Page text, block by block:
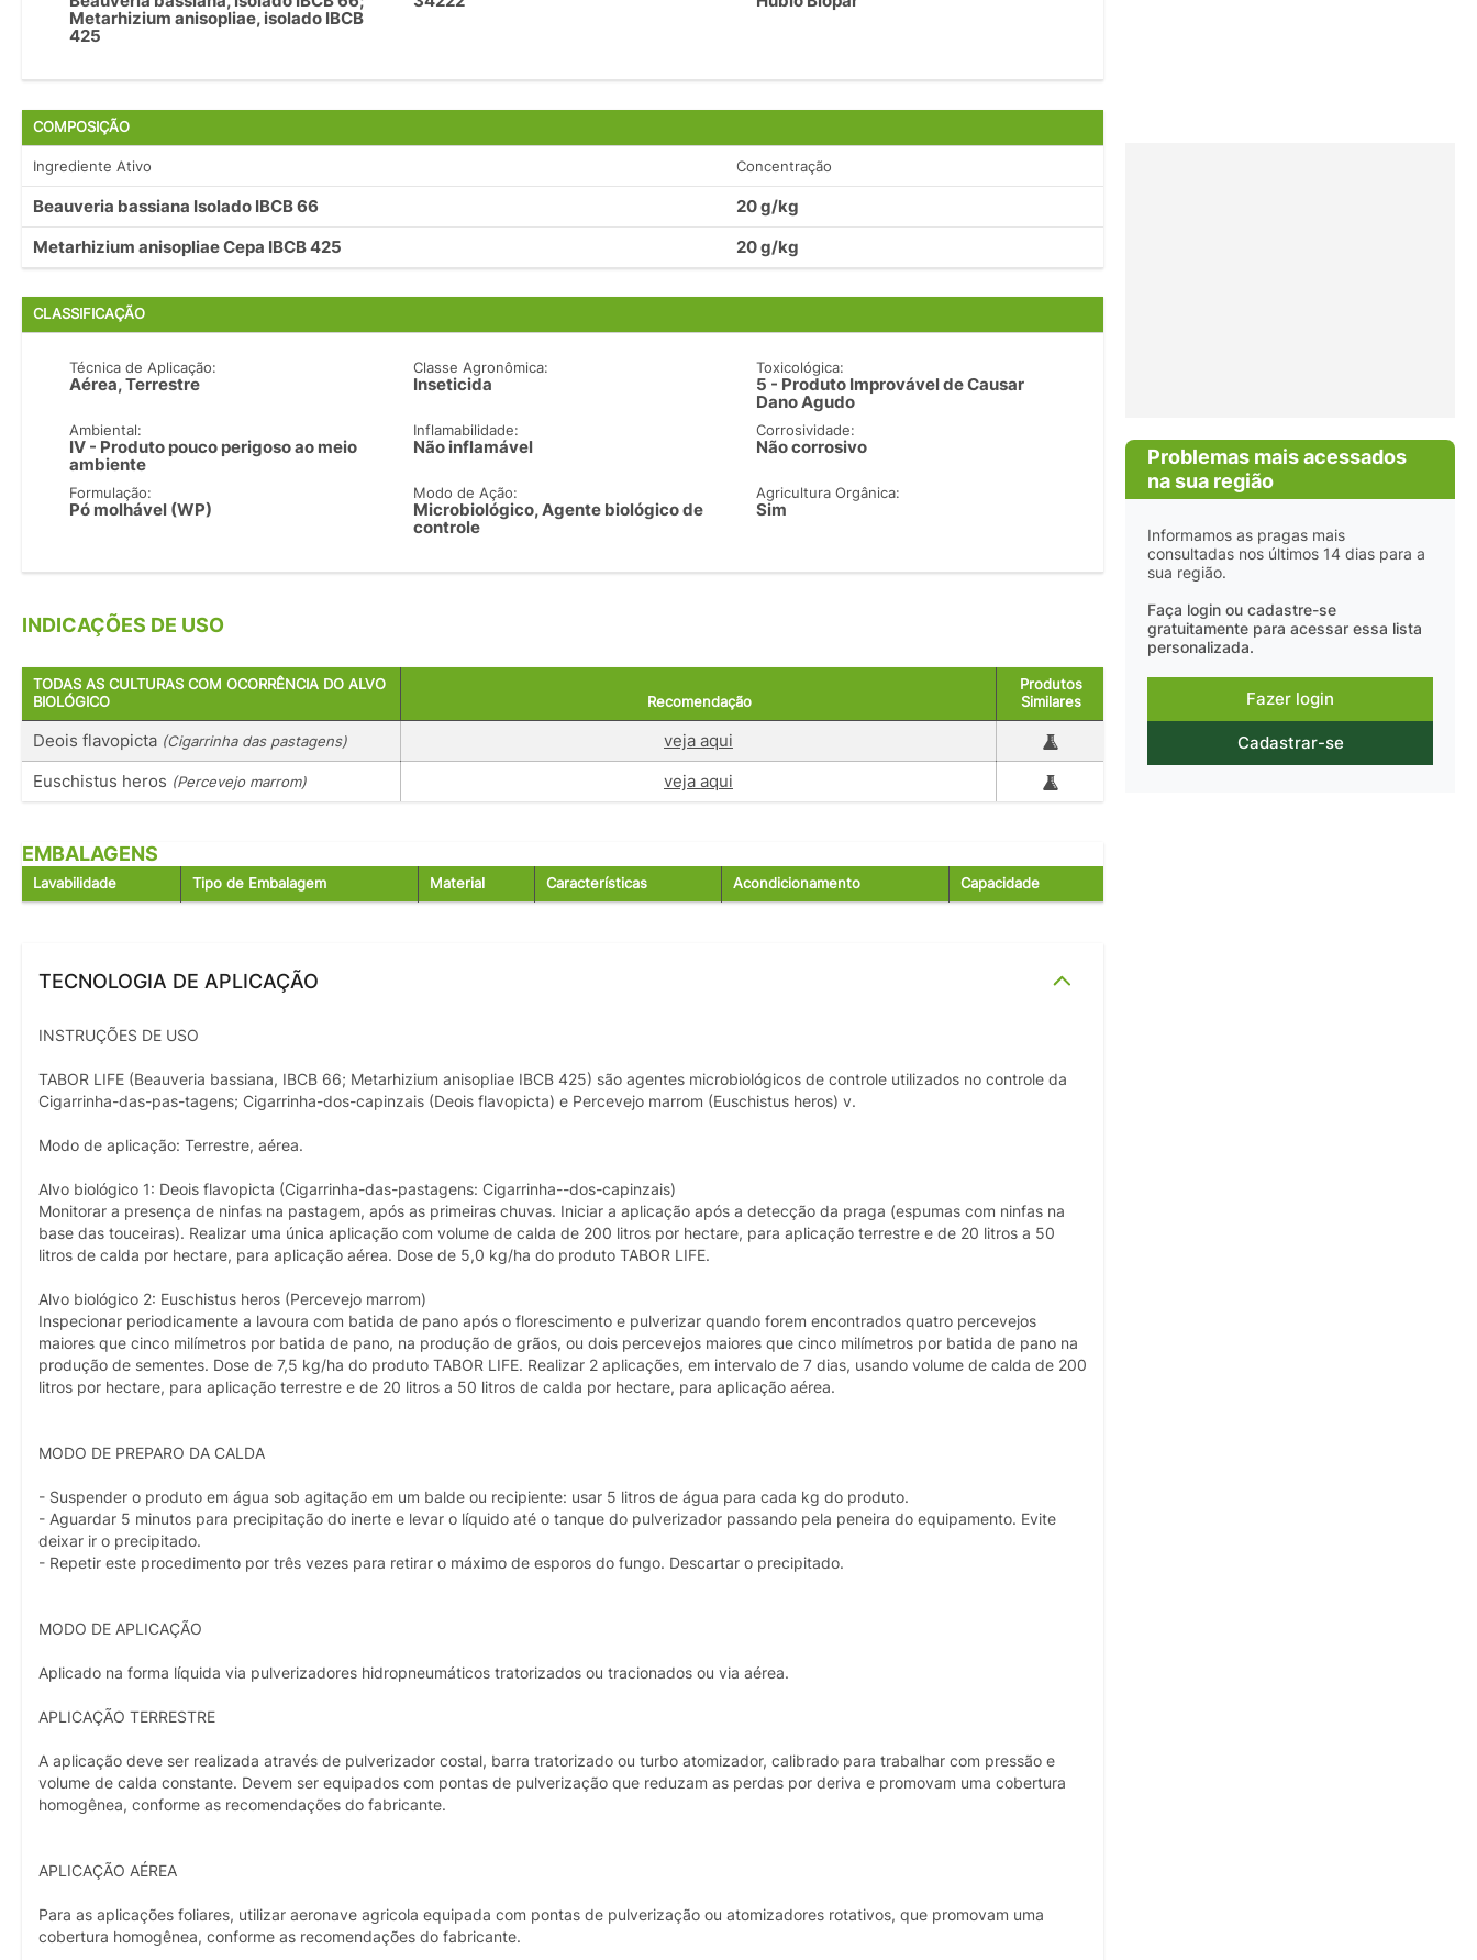
Metarhizium anisopliae, isolado IBCB
425
COMPOSIÇÃO
Ingrediente Ativo Concentração
Beauveria bassiana Isolado IBCB 66
20 g/kg
Metarhizium anisopliae Cepa IBCB 425
20 g/kg
CLASSIFICAÇÃO
Técnica de Aplicação:
Aérea, Terrestre
Classe Agronômica:
Inseticida
Toxicológica:
5 - Produto Improvável de Causar
Dano Agudo
Ambiental:
IV - Produto pouco perigoso ao meio
ambiente
Inflamabilidade:
Não inflamável
Corrosividade:
Não corrosivo
Formulação:
Pó molhável (WP)
Modo de Ação:
Microbiológico, Agente biológico de
controle
Agricultura Orgânica:
Sim
INDICAÇÕES DE USO
TODAS AS CULTURAS COM OCORRÊNCIA DO ALVO
BIOLÓGICO
Recomendação
Produtos
Similares
Deois flavopicta (Cigarrinha das pastagens)
veja aqui
Euschistus heros (Percevejo marrom) veja aqui
EMBALAGENS
Lavabilidade Tipo de Embalagem Material Características Acondicionamento Capacidade
TECNOLOGIA DE APLICAÇÃO
INSTRUÇÕES DE USO
TABOR LIFE (Beauveria bassiana, IBCB 66; Metarhizium anisopliae IBCB 425) são agentes microbiológicos de controle utilizados no controle da
Cigarrinha-das-pas-tagens; Cigarrinha-dos-capinzais (Deois flavopicta) e Percevejo marrom (Euschistus heros) v.
Modo de aplicação: Terrestre, aérea.
Alvo biológico 1: Deois flavopicta (Cigarrinha-das-pastagens: Cigarrinha--dos-capinzais)
Monitorar a presença de ninfas na pastagem, após as primeiras chuvas. Iniciar a aplicação após a detecção da praga (espumas com ninfas na
base das touceiras). Realizar uma única aplicação com volume de calda de 200 litros por hectare, para aplicação terrestre e de 20 litros a 50
litros de calda por hectare, para aplicação aérea. Dose de 5,0 kg/ha do produto TABOR LIFE.
Alvo biológico 2: Euschistus heros (Percevejo marrom)
Inspecionar periodicamente a lavoura com batida de pano após o florescimento e pulverizar quando forem encontrados quatro percevejos
maiores que cinco milímetros por batida de pano, na produção de grãos, ou dois percevejos maiores que cinco milímetros por batida de pano na
produção de sementes. Dose de 7,5 kg/ha do produto TABOR LIFE. Realizar 2 aplicações, em intervalo de 7 dias, usando volume de calda de 200
litros por hectare, para aplicação terrestre e de 20 litros a 50 litros de calda por hectare, para aplicação aérea.
MODO DE PREPARO DA CALDA
- Suspender o produto em água sob agitação em um balde ou recipiente: usar 5 litros de água para cada kg do produto.
- Aguardar 5 minutos para precipitação do inerte e levar o líquido até o tanque do pulverizador passando pela peneira do equipamento. Evite
deixar ir o precipitado.
- Repetir este procedimento por três vezes para retirar o máximo de esporos do fungo. Descartar o precipitado.
MODO DE APLICAÇÃO
Aplicado na forma líquida via pulverizadores hidropneumáticos tratorizados ou tracionados ou via aérea.
APLICAÇÃO TERRESTRE
A aplicação deve ser realizada através de pulverizador costal, barra tratorizado ou turbo atomizador, calibrado para trabalhar com pressão e
volume de calda constante. Devem ser equipados com pontas de pulverização que reduzam as perdas por deriva e promovam uma cobertura
homogênea, conforme as recomendações do fabricante.
APLICAÇÃO AÉREA
Para as aplicações foliares, utilizar aeronave agricola equipada com pontas de pulverização ou atomizadores rotativos, que promovam uma
cobertura homogênea, conforme as recomendações do fabricante.
Problemas mais acessados
na sua região
Informamos as pragas mais
consultadas nos últimos 14 dias para a
sua região.
Faça login ou cadastre-se
gratuitamente para acessar essa lista
personalizada.
Fazer login
Cadastrar-se